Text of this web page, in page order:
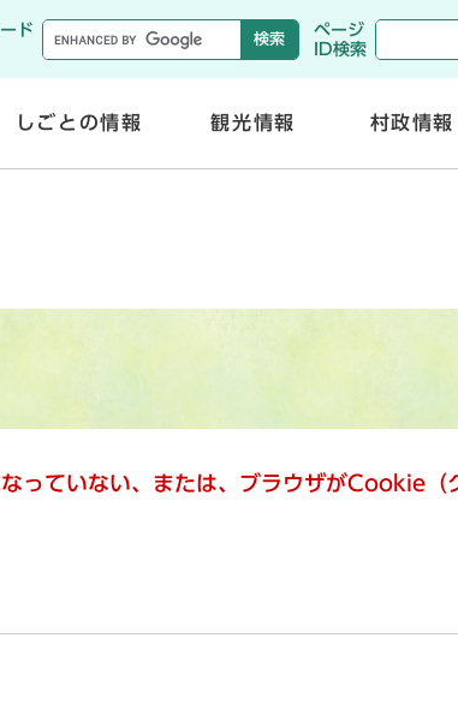
メニューを飛ばして本文へ
ド
ページ
ID検索
しごとの情報 観光情報 村政情報
っていない、または、ブラウザがCookie（